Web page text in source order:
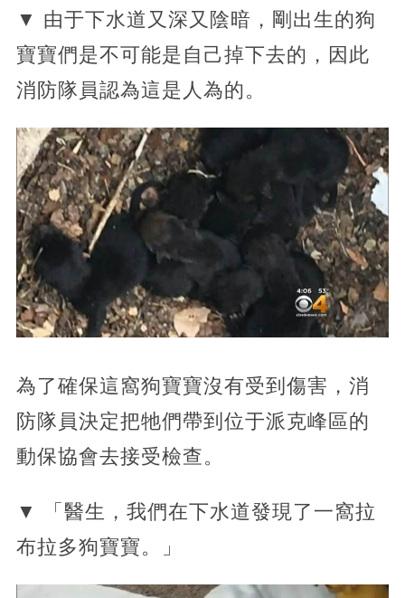
▼ 由于下水道又深又陰暗，剛出生的狗
寶寶們是不可能是自己掉下去的，因此
消防隊員認為這是人為的。
為了確保這窩狗寶寶沒有受到傷害，消
防隊員決定把牠們帶到位于派克峰區的
動保協會去接受檢查。
▼ 「醫生，我們在下水道發現了一窩拉
布拉多狗寶寶。」